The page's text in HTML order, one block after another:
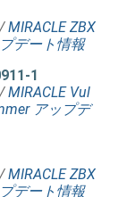
/MIRACLE ZBX
デート情報
1
/MIRACLE Vul
アップデ
/MIRACLE ZBX
デート情報